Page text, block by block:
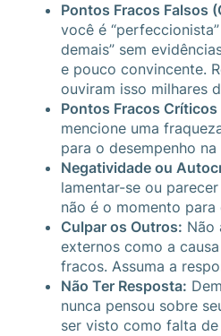
Pontos Fracos Falsos
você é
demais” sem
e pouco convincente.
ouviram isso milhares
Pontos Fracos Críticos
mencione uma
para o desempenho na
Negatividade ou
lamentar-se ou
não é o momento para
Culpar os Outros: Não
externos como a
fracos. Assuma a
Não Ter Resposta:
nunca pensou sobre
ser visto como falta